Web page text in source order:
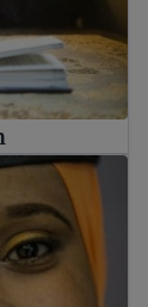
lekòl